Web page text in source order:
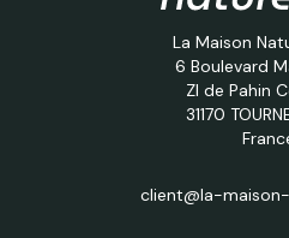
La Maison
6 Boulevard
ZI de Pahin
31170
client@la-